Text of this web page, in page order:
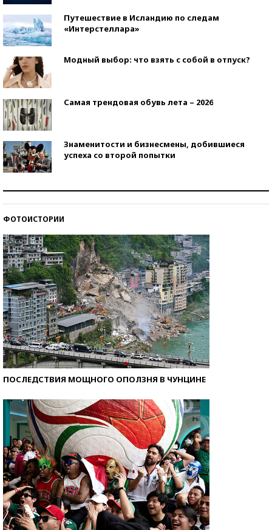
Путешествие в Исландию по следам
«Интерстеллара»
Модный выбор: что взять с собой в отпуск?
Самая трендовая обувь лета – 2026
Знаменитости и бизнесмены, добившиеся
успеха со второй попытки
ФОТОИСТОРИИ
ПОСЛЕДСТВИЯ МОЩНОГО ОПОЛЗНЯ В ЧУНЦИНЕ